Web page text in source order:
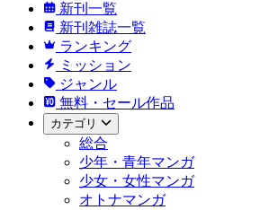
新刊一覧
新刊雑誌一覧
ランキング
ミッション
ジャンル
無料・セール作品
カテゴリ
総合
少年・青年マンガ
少女・女性マンガ
オトナマンガ